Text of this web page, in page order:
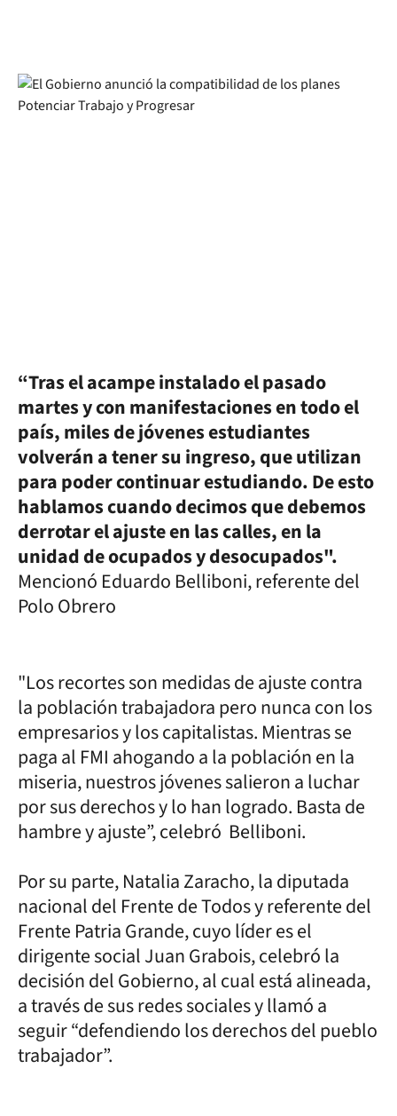
“Tras el acampe instalado el pasado
martes y con manifestaciones en todo el
país, miles de jóvenes estudiantes
volverán a tener su ingreso, que utilizan
para poder continuar estudiando. De esto
hablamos cuando decimos que debemos
derrotar el ajuste en las calles, en la
unidad de ocupados y desocupados".
Mencionó Eduardo Belliboni, referente del
Polo Obrero
"Los recortes son medidas de ajuste contra
la población trabajadora pero nunca con los
empresarios y los capitalistas. Mientras se
paga al FMI ahogando a la población en la
miseria, nuestros jóvenes salieron a luchar
por sus derechos y lo han logrado. Basta de
hambre y ajuste”, celebró Belliboni.
Por su parte, Natalia Zaracho, la diputada
nacional del Frente de Todos y referente del
Frente Patria Grande, cuyo líder es el
dirigente social Juan Grabois, celebró la
decisión del Gobierno, al cual está alineada,
a través de sus redes sociales y llamó a
seguir “defendiendo los derechos del pueblo
trabajador”.